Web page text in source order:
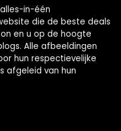
in-één
die de beste deals
en u op de hoogte
Alle afbeeldingen
hun respectievelijke
afgeleid van hun